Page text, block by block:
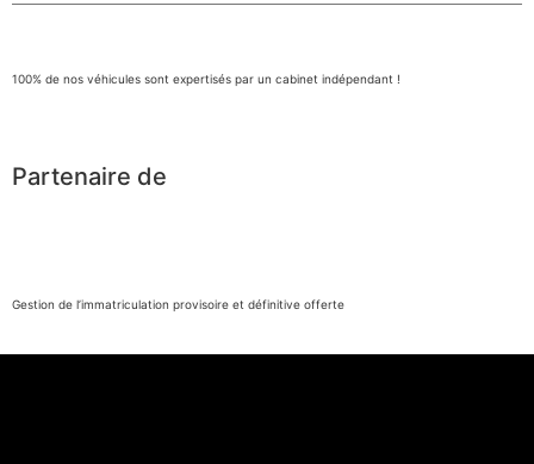
100% de nos véhicules sont expertisés par un cabinet indépendant !
Partenaire de
Gestion de l’immatriculation provisoire et définitive offerte